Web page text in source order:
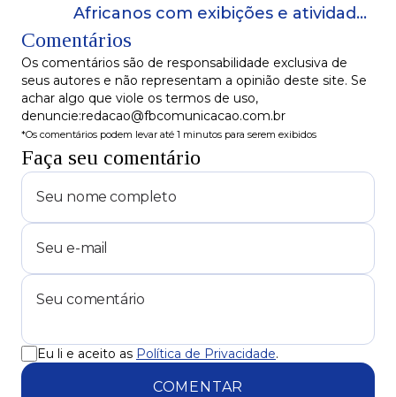
Africanos com exibições e atividades
Comentários
Os comentários são de responsabilidade exclusiva de
seus autores e não representam a opinião deste site. Se
achar algo que viole os termos de uso,
denuncie:redacao@fbcomunicacao.com.br
*Os comentários podem levar até 1 minutos para serem exibidos
Faça seu comentário
Eu li e aceito as Política de Privacidade.
COMENTAR